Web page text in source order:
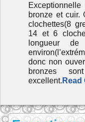
bronze et cuir.
clochettes(8
14 et 6
longueur
donc non
bronzes
excellent. Read